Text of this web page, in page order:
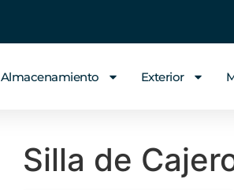
Almacenamiento Exterior
Silla de